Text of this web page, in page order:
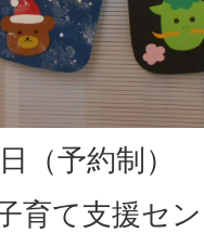
（予約制）
育て支援セ